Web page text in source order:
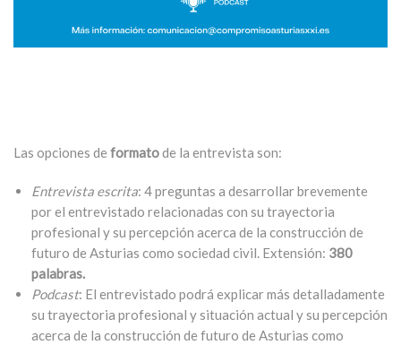
Las opciones de formatode la entrevista son:
Entrevista escrita: 4 preguntas a desarrollar brevemente
por el entrevistado relacionadas con su trayectoria
profesional y su percepción acerca de la construcción de
futuro de Asturias como sociedad civil. Extensión: 380
palabras.
Podcast: El entrevistado podrá explicar más detalladamente
su trayectoria profesional y situación actual y su percepción
acerca de la construcción de futuro de Asturias como